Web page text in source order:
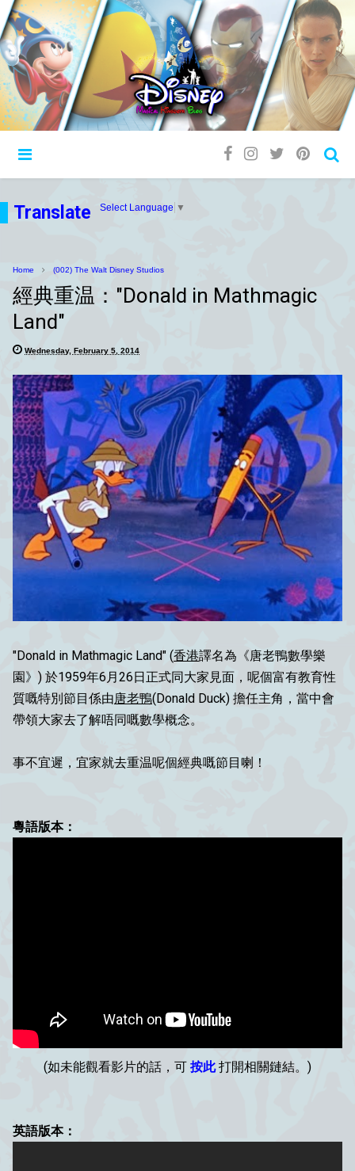
Translate Select Language ▼
Home (002) The Walt Disney Studios
經典重温："Donald in Mathmagic
Land"
Wednesday, February 5, 2014
"Donald in Mathmagic Land" (香港譯名為《唐老鴨數學樂
園》) 於1959年6月26日正式同大家見面，呢個富有教育性
質嘅特別節目係由唐老鴨(Donald Duck) 擔任主角，當中會
帶領大家去了解唔同嘅數學概念。
事不宜遲，宜家就去重温呢個經典嘅節目喇！
粵語版本：
(如未能觀看影片的話，可 按此打開相關鏈結。)
英語版本：